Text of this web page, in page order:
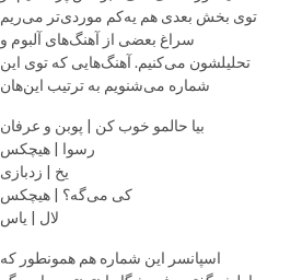
توی بخش بعدی هم یه‌کم موردی‌تر می‌ریم
سراغ بعضی از آهنگ‌های آلبوم و
تحلیلشون می‌کنیم. آهنگ‌هایی که توی این
شماره می‌شنویم به ترتیب این‌هان
بیا حالمو خوب کن | پوبن و عرفان
رسوا | هیچکس
یخ | زدبازی
کی می‌گه؟ | هیچکس
لال | یاس
اسپانسر این شماره هم همونطور که